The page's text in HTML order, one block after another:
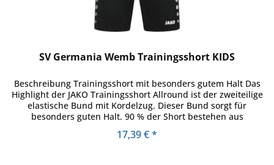
SV Germania Wemb Trainingsshort KIDS
Beschreibung Trainingsshort mit besonders gutem Halt Das
Highlight der JAKO Trainingsshort Allround ist der zweiteilige
elastische Bund mit Kordelzug. Dieser Bund sorgt für
besonders guten Halt. 90 % der Short bestehen aus
17,39 € *